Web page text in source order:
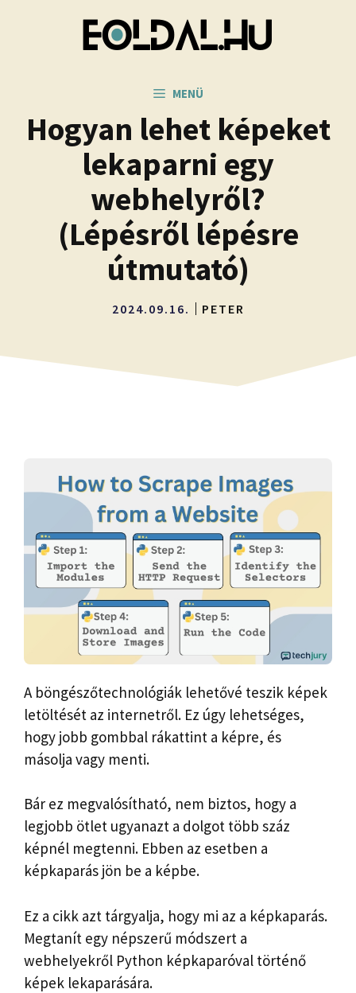
MENÜ
Hogyan lehet képeket
lekaparni egy
webhelyről?
(Lépésről lépésre
útmutató)
2024.09.16. PETER
A böngészőtechnológiák lehetővé teszik képek
letöltését az internetről. Ez úgy lehetséges,
hogy jobb gombbal rákattint a képre, és
másolja vagy menti.
Bár ez megvalósítható, nem biztos, hogy a
legjobb ötlet ugyanazt a dolgot több száz
képnél megtenni. Ebben az esetben a
képkaparás jön be a képbe.
Ez a cikk azt tárgyalja, hogy mi az a képkaparás.
Megtanít egy népszerű módszert a
webhelyekről Python képkaparóval történő
képek lekaparására.